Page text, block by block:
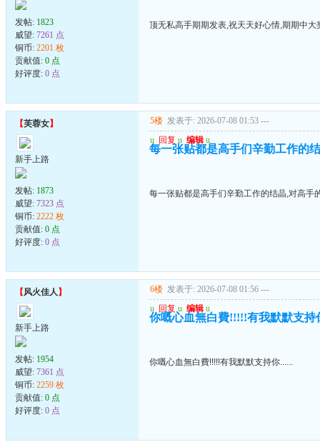
发帖: 1823
威望: 7261 点
铜币: 2201 枚
贡献值: 0 点
好评度: 0 点
顶无私高手期期发表,祝天天好心情,期期中大
【芙蓉女】
新手上路
发帖: 1873
威望: 7323 点
铜币: 2222 枚
贡献值: 0 点
好评度: 0 点
5楼 发表于: 2026-07-08 01:53 ---
u 回复 u 编辑 u
每一张贴都是高手们辛勤工作的
每一张贴都是高手们辛勤工作的结晶,对高手
【风火佳人 】
新手上路
发帖: 1954
威望: 7361 点
铜币: 2259 枚
贡献值: 0 点
好评度: 0 点
6楼 发表于: 2026-07-08 01:56 ---
u 回复 u 编辑 u
你嘅心血無白費!!!!!有我默默支持
你嘅心血無白費!!!!!有我默默支持你......